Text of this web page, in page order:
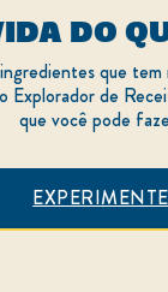
DO
que tem
Explorador de
que você pode
EXPERIMENTE